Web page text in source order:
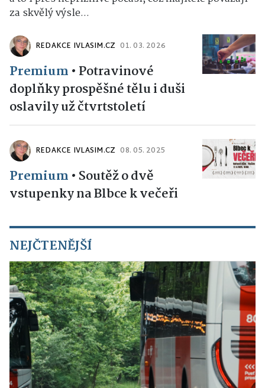
za skvělý výsle...
REDAKCE IVLASIM.CZ 01. 03. 2026
Premium • Potravinové
doplňky prospěšné tělu i duši
oslavily už čtvrtstoletí
REDAKCE IVLASIM.CZ 08. 05. 2025
Premium • Soutěž o dvě
vstupenky na Blbce k večeři
NEJČTENĚJŠÍ